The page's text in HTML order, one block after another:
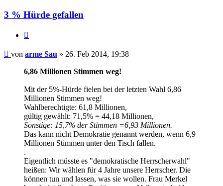
3 % Hürde gefallen
Beitrag
von arme Sau » 26. Feb 2014, 19:38
6,86 Millionen Stimmen weg!
Mit der 5%-Hürde fielen bei der letzten Wahl 6,86
Millionen Stimmen weg!
Wahlberechtigte: 61,8 Millionen,
gültig gewählt: 71,5% = 44,18 Millionen,
Sonstige: 15,7% der Stimmen =6,93 Millionen.
Das kann nicht Demokratie genannt werden, wenn 6,9
Millionen Stimmen unter den Tisch fallen.
.
Eigentlich müsste es "demokratische Herrscherwahl"
heißen: Wir wählen für 4 Jahre unsere Herrscher. Die
können tun und lassen, was sie wollen. Frau Merkel